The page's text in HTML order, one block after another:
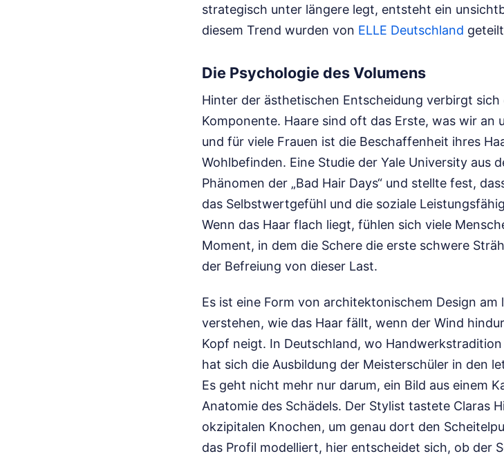
strategisch unter längere legt, entsteht ein
diesem Trend wurden von ELLE Deutschland
Die Psychologie des Volumens
Hinter der ästhetischen Entscheidung verbirgt
Komponente. Haare sind oft das Erste, was wir an
und für viele Frauen ist die Beschaffenheit ihres
Wohlbefinden. Eine Studie der Yale University aus
Phänomen der „Bad Hair Days“ und stellte fest,
das Selbstwertgefühl und die soziale
Wenn das Haar flach liegt, fühlen sich viele
Moment, in dem die Schere die erste schwere
der Befreiung von dieser Last.
Es ist eine Form von architektonischem Design am
verstehen, wie das Haar fällt, wenn der Wind
Kopf neigt. In Deutschland, wo
hat sich die Ausbildung der Meisterschüler in den
Es geht nicht mehr nur darum, ein Bild aus einem
Anatomie des Schädels. Der Stylist tastete Claras
okzipitalen Knochen, um genau dort den
das Profil modelliert, hier entscheidet sich, ob der